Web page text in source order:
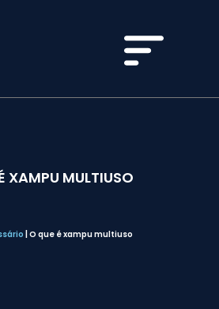
XAMPU MULTIUSO
O que é xampu multiuso